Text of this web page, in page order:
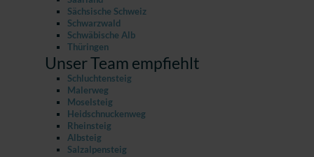
Sächsische Schweiz
Schwarzwald
Schwäbische Alb
Thüringen
Unser Team empfiehlt
Schluchtensteig
Malerweg
Moselsteig
Heidschnuckenweg
Rheinsteig
Albsteig
Salzalpensteig